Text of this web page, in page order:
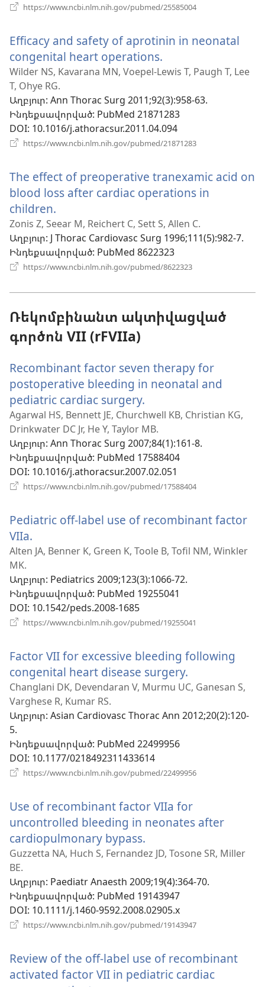
https://www.ncbi.nlm.nih.gov/pubmed/25585004
պատուհան)
Efficacy and safety of aprotinin in neonatal
congenital heart operations.
է
պատուհան)
Wilder NS, Kavarana MN, Voepel-Lewis T, Paugh T, Lee
T, Ohye RG.
Աղբյուր‎: Ann Thorac Surg 2011;92(3):958-63.
Ինդեքսավորված‎: PubMed 21871283
DOI‎: 10.1016/j.athoracsur.2011.04.094
https://www.ncbi.nlm.nih.gov/pubmed/21871283
պատուհան)
The effect of preoperative tranexamic acid on
blood loss after cardiac operations in
children.
է
նոր
պատուհան)
Zonis Z, Seear M, Reichert C, Sett S, Allen C.
Աղբյուր‎: J Thorac Cardiovasc Surg 1996;111(5):982-7.
Ինդեքսավորված‎: PubMed 8622323
https://www.ncbi.nlm.nih.gov/pubmed/8622323
Ռեկոմբինանտ ակտիվացված
գործոն VII (rFVIIa)
Recombinant factor seven therapy for
postoperative bleeding in neonatal and
pediatric cardiac surgery.
է
նոր
պատուհան)
Agarwal HS, Bennett JE, Churchwell KB, Christian KG,
Drinkwater DC Jr, He Y, Taylor MB.
Աղբյուր‎: Ann Thorac Surg 2007;84(1):161-8.
Ինդեքսավորված‎: PubMed 17588404
DOI‎: 10.1016/j.athoracsur.2007.02.051
https://www.ncbi.nlm.nih.gov/pubmed/17588404
պատուհան)
Pediatric off-label use of recombinant factor
VIIa.
է
պատուհան)
Alten JA, Benner K, Green K, Toole B, Tofil NM, Winkler
MK.
Աղբյուր‎: Pediatrics 2009;123(3):1066-72.
Ինդեքսավորված‎: PubMed 19255041
DOI‎: 10.1542/peds.2008-1685
https://www.ncbi.nlm.nih.gov/pubmed/19255041
պատուհան)
Factor VII for excessive bleeding following
congenital heart disease surgery.
է
պատուհան)
Changlani DK, Devendaran V, Murmu UC, Ganesan S,
Varghese R, Kumar RS.
Աղբյուր‎: Asian Cardiovasc Thorac Ann 2012;20(2):120-
5.
Ինդեքսավորված‎: PubMed 22499956
DOI‎: 10.1177/0218492311433614
https://www.ncbi.nlm.nih.gov/pubmed/22499956
Use of recombinant factor VIIa for
uncontrolled bleeding in neonates after
cardiopulmonary bypass.
է
պատուհան)
Guzzetta NA, Huch S, Fernandez JD, Tosone SR, Miller
BE.
Աղբյուր‎: Paediatr Anaesth 2009;19(4):364-70.
Ինդեքսավորված‎: PubMed 19143947
DOI‎: 10.1111/j.1460-9592.2008.02905.x
https://www.ncbi.nlm.nih.gov/pubmed/19143947
պատուհան)
Review of the off-label use of recombinant
activated factor VII in pediatric cardiac